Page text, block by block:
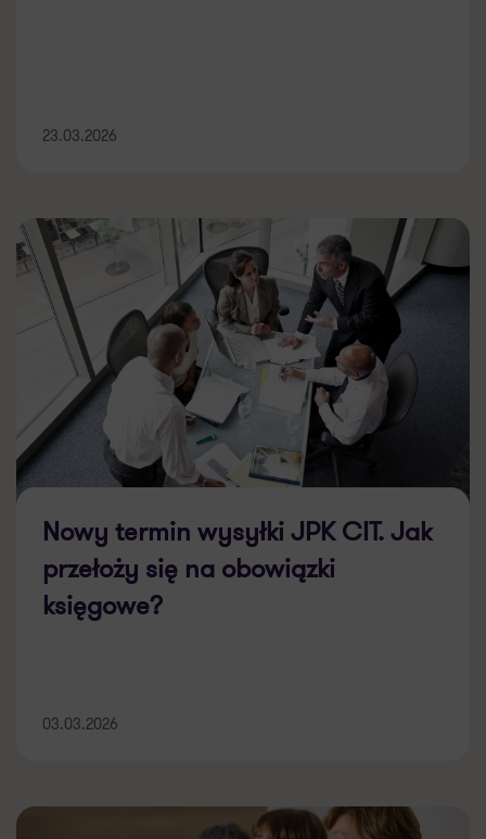
23.03.2026
Nowy termin wysyłki JPK CIT. Jak
przełoży się na obowiązki
księgowe?
03.03.2026